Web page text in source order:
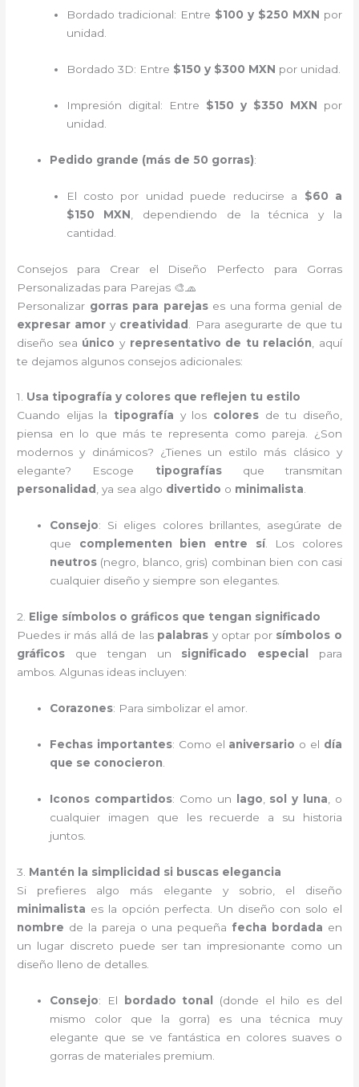
Bordado tradicional: Entre $100 y $250 MXN por
unidad.
Bordado 3D: Entre $150 y $300 MXN por unidad.
Impresión digital: Entre $150 y $350 MXN por
unidad.
Pedido grande (más de 50 gorras):
El costo por unidad puede reducirse a $60 a
$150 MXN , dependiendo de la técnica y la
cantidad.
Consejos para Crear el Diseño Perfecto para Gorras
Personalizadas para Parejas 🎨🧢
Personalizar gorras para parejases una forma genial de
expresar amor y creatividad . Para asegurarte de que tu
diseño sea único y representativo de tu relación , aquí
te dejamos algunos consejos adicionales:
1. Usa tipografía y colores que reflejen tu estilo
Cuando elijas la tipografía y los coloresde tu diseño,
piensa en lo que más te representa como pareja. ¿Son
modernos y dinámicos? ¿Tienes un estilo más clásico y
elegante? Escoge tipografíasque transmitan
personalidad , ya sea algo divertido o minimalista.
Consejo: Si eliges colores brillantes, asegúrate de
que complementen bien entre sí. Los colores
neutros (negro, blanco, gris) combinan bien con casi
cualquier diseño y siempre son elegantes.
2. Elige símbolos o gráficos que tengan significado
Puedes ir más allá de las palabras y optar por símbolos o
gráficos que tengan un significado especial
para
ambos. Algunas ideas incluyen:
Corazones: Para simbolizar el amor.
Fechas importantes: Como el aniversario o el día
que se conocieron
Iconos compartidos: Como un lago sol y luna , o
cualquier imagen que les recuerde a su historia
juntos.
3. Mantén la simplicidad si buscas elegancia
Si prefieres algo más elegante y sobrio, el diseño
minimalista es la opción perfecta. Un diseño con solo el
nombre de la pareja o una pequeña fecha bordada en
un lugar discreto puede ser tan impresionante como un
diseño lleno de detalles.
Consejo: El bordado tonal (donde el hilo es del
mismo color que la gorra) es una técnica muy
elegante que se ve fantástica en colores suaves o
gorras de materiales premium.